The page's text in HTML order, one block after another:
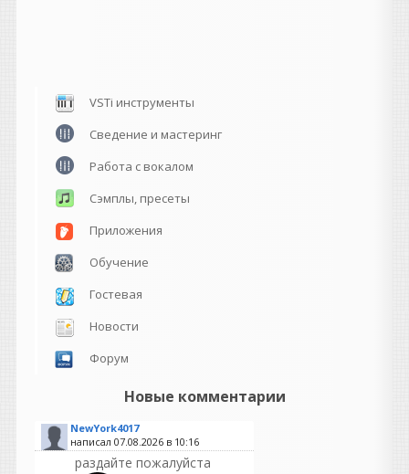
VSTi инструменты
Сведение и мастеринг
Работа с вокалом
Сэмплы, пресеты
Приложения
Обучение
Гостевая
Новости
Форум
Новые комментарии
NewYork4017
написал 07.08.2026 в 10:16
раздайте пожалуйста